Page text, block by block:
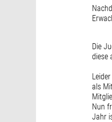
Die
diese
als
Nun
Jahr